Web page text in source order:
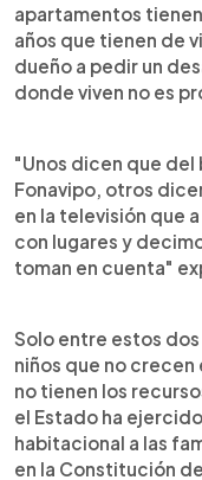
apartamentos
años que tienen de
dueño a pedir un
donde viven no es
"Unos dicen que
Fonavipo, otros
en la televisión que
con lugares y
toman en cuenta"
Solo entre estos
niños que no
no tienen los
el Estado ha
habitacional a las
en la Constitución